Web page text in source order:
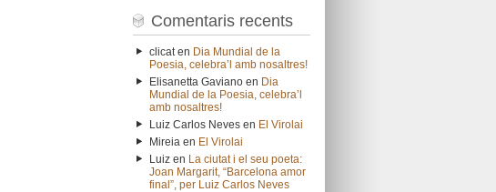
Comentaris recents
clicaten Dia Mundial de la
Poesia, celebra’l amb nosaltres!
Elisanetta Gavianoen Dia
Mundial de la Poesia, celebra’l
amb nosaltres!
Luiz Carlos Nevesen El Virolai
Mireiaen El Virolai
Luizen La ciutat i el seu poeta:
Joan Margarit, “Barcelona amor
final”, per Luiz Carlos Neves